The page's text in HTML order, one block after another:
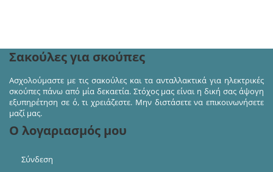
Σακούλες για σκούπες
Ασχολούμαστε με τις σακούλες και τα ανταλλακτικά για ηλεκτρικές
σκούπες πάνω από μία δεκαετία. Στόχος μας είναι η δική σας άψογη
εξυπηρέτηση σε ό, τι χρειάζεστε. Μην διστάσετε να επικοινωνήσετε
μαζί μας.
Ο λογαριασμός μου
Σύνδεση